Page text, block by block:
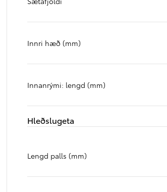
Innri hæð (mm)
Innanrými: lengd (mm)
Hleðslugeta
Lengd palls (mm)